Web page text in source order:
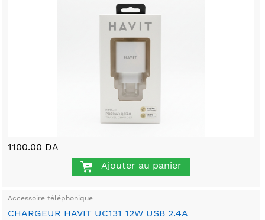
1100.00 DA
Ajouter au panier
Accessoire téléphonique
CHARGEUR HAVIT UC131 12W USB 2.4A